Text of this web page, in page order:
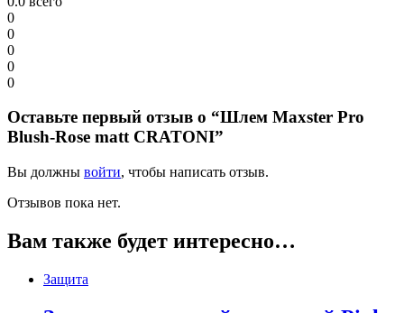
0
0
0
0
0
Оставьте первый отзыв о “Шлем Maxster Pro
Blush-Rose matt CRATONI”
Вы должны войти, чтобы написать отзыв.
Отзывов пока нет.
Вам также будет интересно…
Защита